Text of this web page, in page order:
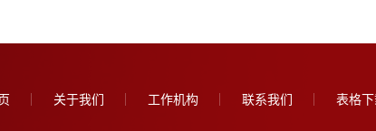
关于我们 工作机构 联系我们 表格